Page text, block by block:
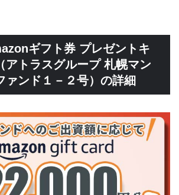
ギフト券 プレゼントキ
アトラスグループ 札幌マン
ァンド１－２号）の詳細